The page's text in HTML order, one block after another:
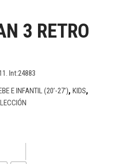
3 RETRO
Int:24883
E INFANTIL (20’-27’), KIDS,